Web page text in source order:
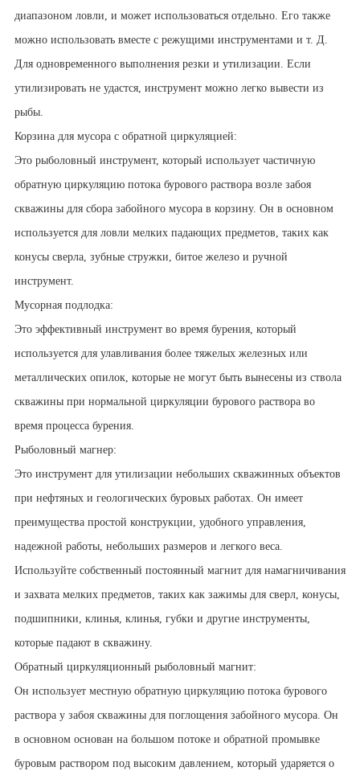
диапазоном ловли, и может использоваться отдельно. Его также
можно использовать вместе с режущими инструментами и т. Д.
Для одновременного выполнения резки и утилизации. Если
утилизировать не удастся, инструмент можно легко вывести из
рыбы.
Корзина для мусора с обратной циркуляцией:
Это рыболовный инструмент, который использует частичную
обратную циркуляцию потока бурового раствора возле забоя
скважины для сбора забойного мусора в корзину. Он в основном
используется для ловли мелких падающих предметов, таких как
конусы сверла, зубные стружки, битое железо и ручной
инструмент.
Мусорная подлодка:
Это эффективный инструмент во время бурения, который
используется для улавливания более тяжелых железных или
металлических опилок, которые не могут быть вынесены из ствола
скважины при нормальной циркуляции бурового раствора во
время процесса бурения.
Рыболовный магнер:
Это инструмент для утилизации небольших скважинных объектов
при нефтяных и геологических буровых работах. Он имеет
преимущества простой конструкции, удобного управления,
надежной работы, небольших размеров и легкого веса.
Используйте собственный постоянный магнит для намагничивания
и захвата мелких предметов, таких как зажимы для сверл, конусы,
подшипники, клинья, клинья, губки и другие инструменты,
которые падают в скважину.
Обратный циркуляционный рыболовный магнит:
Он использует местную обратную циркуляцию потока бурового
раствора у забоя скважины для поглощения забойного мусора. Он
в основном основан на большом потоке и обратной промывке
буровым раствором под высоким давлением, который ударяется о